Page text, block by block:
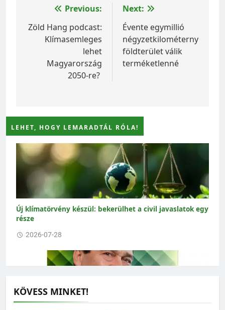
Bejegyzés
navigáció
Previous:
Zöld Hang podcast:
Klímasemleges
lehet
Magyarország
2050-re?
Next:
Évente egymillió
négyzetkilométernyi
földterület válik
terméketlenné
LEHET, HOGY LEMARADTÁL RÓLA!
Új klímatörvény készül: bekerülhet a civil javaslatok egy
része
2026-07-28
KÖVESS MINKET!